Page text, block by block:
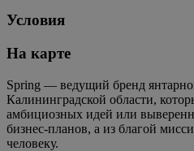
Условия
На карте
Spring — ведущий бренд
Калининградской области,
амбициозных идей или
бизнес-планов, а из благой
человеку.